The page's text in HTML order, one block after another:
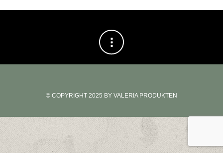
© COPYRIGHT 2025 BY VALERIA PRODUKTEN